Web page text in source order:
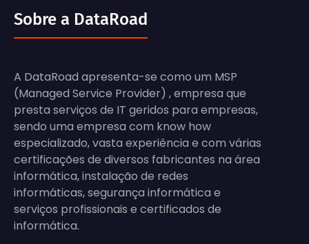
Sobre a DataRoad
A DataRoad apresenta-se como um MSP
(Managed Service Provider) , empresa que
presta serviços de IT geridos para empresas,
sendo uma empresa com know how
especializado, vasta experiência e com várias
certificações de diversos fabricantes na área
informática, instalação de redes
informáticas, segurança informática e
serviços profissionais e certificados de
informática.